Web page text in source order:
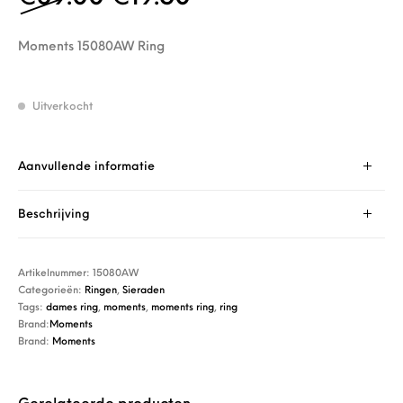
Moments 15080AW Ring
Uitverkocht
Aanvullende informatie
Beschrijving
Artikelnummer: 15080AW
Categorieën: Ringen,Sieraden
Tags:dames ring, moments, moments ring, ring
Brand:Moments
Brand: Moments